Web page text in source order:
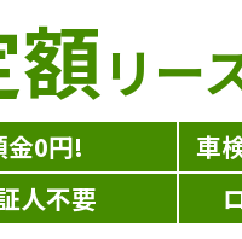
リー
金0円!
車
人不要